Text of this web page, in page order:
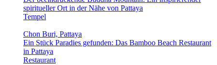
spiritueller Ort in der Nähe von Pattaya
Tempel
Chon Buri, Pattaya
Ein Stück Paradies gefunden: Das Bamboo Beach Restaurant
in Pattaya
Restaurant